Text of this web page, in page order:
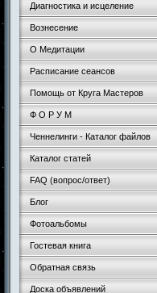
Диагностика и исцеление
Вознесение
О Медитации
Расписание сеансов
Помощь от Круга Мастеров
Ф О Р У М
Ченнелинги - Каталог файлов
Каталог статей
FAQ (вопрос/ответ)
Блог
Фотоальбомы
Гостевая книга
Обратная связь
Доска объявлений